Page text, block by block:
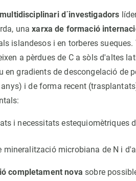
d´investigadors
unaxarxa de formació
islandesos i en torberes
a pèrdues de C a sòls d'altes
gradients de descongelació de
i de forma recent
i necessitats estequiomètriques
microbiana de N i
completament nova sobre